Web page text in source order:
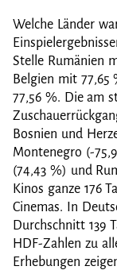
Welche Länder
Stelle Rumänien
Belgien mit
77,56 %. Die am
Bosnien und
Montenegro (-
(74,43 %) und
Kinos ganze 176
Cinemas. In
Durchschnitt 139
HDF-Zahlen zu
Erhebungen